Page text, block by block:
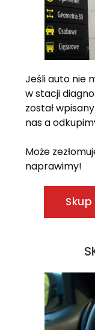
Jeśli auto nie
w stacji
został
nas a
Może
naprawimy!